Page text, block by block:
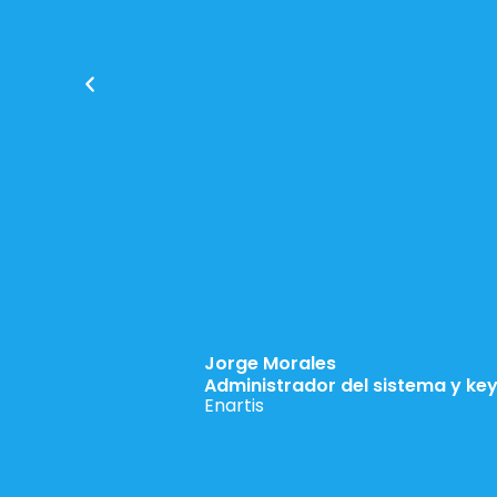
Jorge Morales
Administrador del sistema y
Enartis